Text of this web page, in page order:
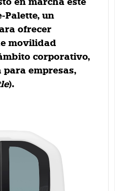
Palette, un
ofrecer
movilidad
corporativo,
empresas,
).